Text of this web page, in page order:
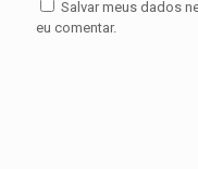
Salvar meus dados
eu comentar.